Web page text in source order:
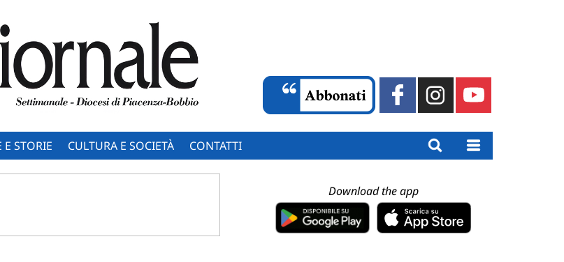
E STORIE CULTURA E SOCIETÀ CONTATTI
Download the app